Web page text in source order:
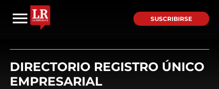
SUSCRIBIRSE
DIRECTORIO REGISTRO ÚNICO
EMPRESARIAL